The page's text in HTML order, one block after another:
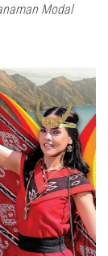
Modal